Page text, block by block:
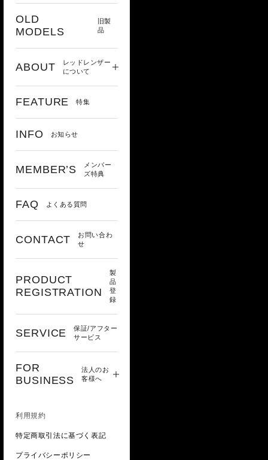
OLD
MODELS
旧製
品
ABOUT
レッドレンザー
について
FEATURE 特集
INFO お知らせ
MEMBER’S
メンバー
ズ特典
FAQ よくある質問
CONTACT
お問い合わ
せ
PRODUCT
REGISTRATION
製
品
登
録
SERVICE
保証/アフター
サービス
FOR
BUSINESS
法人のお
客様へ
利用規約
特定商取引法に基づく表記
プライバシーポリシー